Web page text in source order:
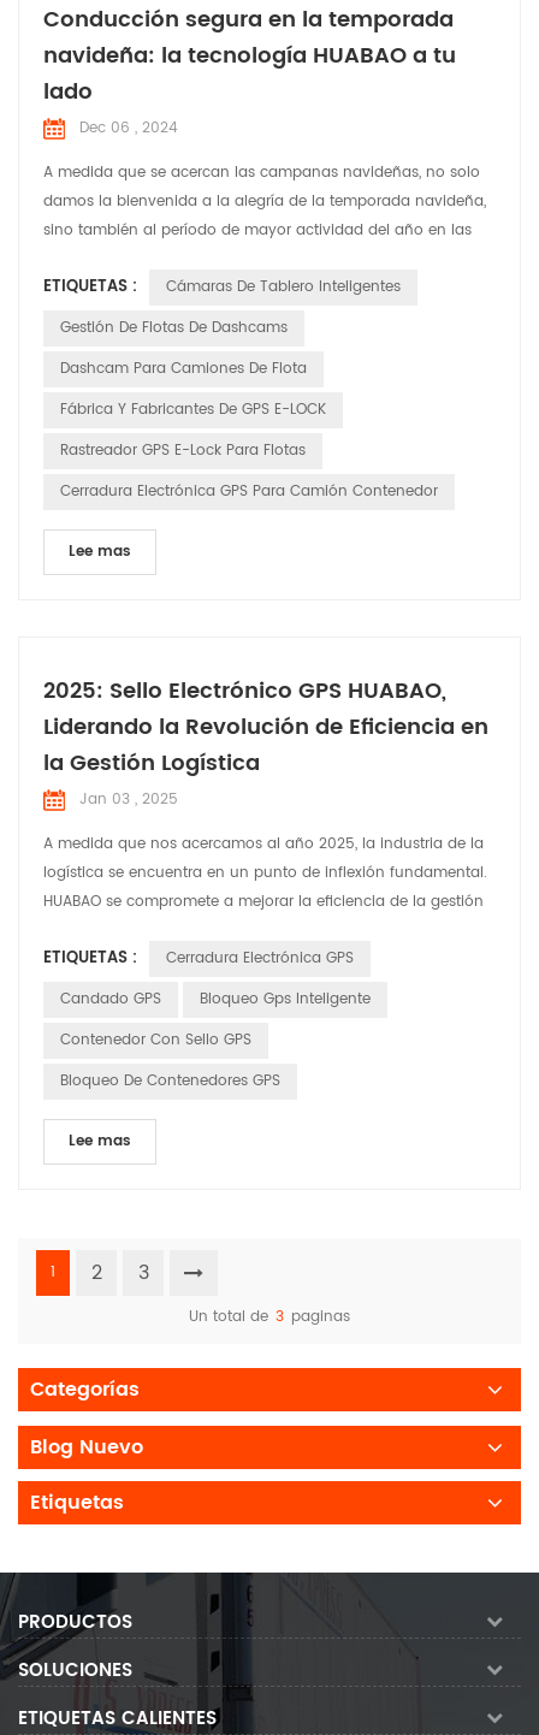
Conducción segura en la temporada
navideña: la tecnología HUABAO a tu
lado
Dec 06 , 2024
A medida que se acercan las campanas navideñas, no solo
damos la bienvenida a la alegría de la temporada navideña,
sino también al período de mayor actividad del año en las
HUABAO Technology, un fabricante líder de grabadoras de
conducción y productos GPS elock, se compromete a
ETIQUETAS :
Cámaras De Tablero Inteligentes
Gestión De Flotas De Dashcams
Dashcam Para Camiones De Flota
Fábrica Y Fabricantes De GPS E-LOCK
Rastreador GPS E-Lock Para Flotas
Cerradura Electrónica GPS Para Camión Contenedor
Lee mas
2025: Sello Electrónico GPS HUABAO,
Liderando la Revolución de Eficiencia en
la Gestión Logística
Jan 03 , 2025
A medida que nos acercamos al año 2025, la industria de la
logística se encuentra en un punto de inflexión fundamental.
HUABAO se compromete a mejorar la eficiencia de la gestión
el Sello electrónico GPS. Creemos que con soluciones
inteligentes podemos mejorar significativamente la seguridad
ETIQUETAS :
Cerradura Electrónica GPS
Candado GPS
Bloqueo Gps Inteligente
Contenedor Con Sello GPS
Bloqueo De Contenedores GPS
Lee mas
1 2 3
Un total de 3 paginas
Categorías
Blog Nuevo
Etiquetas
PRODUCTOS
SOLUCIONES
ETIQUETAS CALIENTES